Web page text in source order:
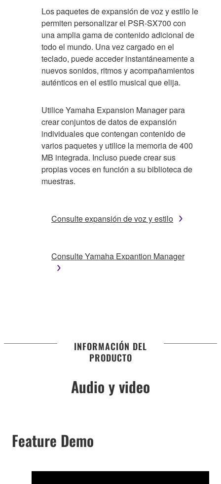
Los paquetes de expansión de voz y estilo le
permiten personalizar el PSR-SX700 con
una amplia gama de contenido adicional de
todo el mundo. Una vez cargado en el
teclado, puede acceder instantáneamente a
nuevos sonidos, ritmos y acompañamientos
auténticos en el estilo musical que elija.
Utilice Yamaha Expansion Manager para
crear conjuntos de datos de expansión
individuales que contengan contenido de
varios paquetes y utilice la memoria de 400
MB integrada. Incluso puede crear sus
propias voces en función a su biblioteca de
muestras.
Consulte expansión de voz y estilo
Consulte Yamaha Expantion Manager
INFORMACIÓN DEL
PRODUCTO
Audio y video
Feature Demo